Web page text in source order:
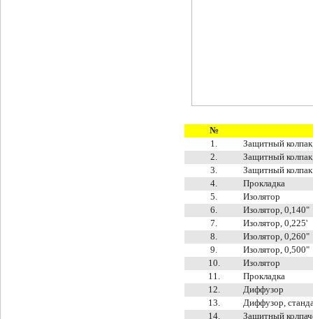
№
1.
Защитный
2.
Защитный
3.
Защитный колпак
4.
Прокладка
5.
Изолятор
6.
Изолятор, 0,140"
7.
Изолятор, 0,225'
8.
Изолятор, 0,260"
9.
Изолятор, 0,500"
10.
Изолятор
11.
Прокладка
12.
Диффузор
13.
Диффузор,
14.
Защитный